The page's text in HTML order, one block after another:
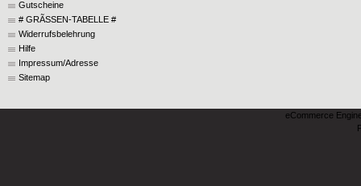
Gutscheine
# GRÃSSEN-TABELLE #
Widerrufsbelehrung
Hilfe
Impressum/Adresse
Sitemap
eCommerce